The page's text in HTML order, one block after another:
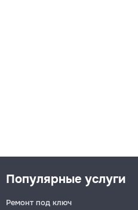
Популярные услуги
Ремонт под ключ